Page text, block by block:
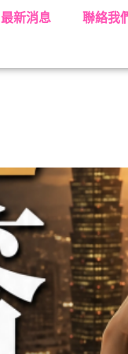
最新消息 聯絡我